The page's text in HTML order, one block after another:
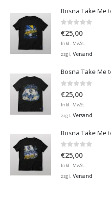
Bosna Take Me
0 von 5
€25,00
Inkl. MwSt.
zzgl. Versand
Bosna Take Me
€25,00
Inkl. MwSt.
zzgl. Versand
Bosna Take Me
0 von 5
€25,00
Inkl. MwSt.
zzgl. Versand